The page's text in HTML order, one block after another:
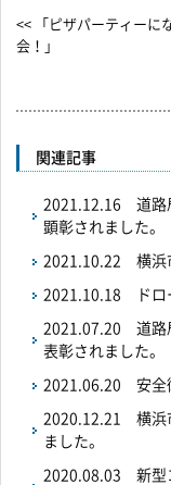
<< 「ピザパーティーに
会！」
関連記事
2021.12.16 道路
顕彰されました。
2021.10.22 横浜
2021.10.18 ド
2021.07.20 道路
表彰されました。
2021.06.20 安全
2020.12.21 横浜
ました。
2020.08.03 新型